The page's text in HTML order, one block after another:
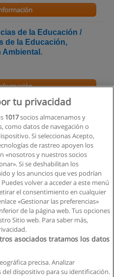
de la Educación /
de la Educación,
Ambiental.
Gestión
de datos
tu privacidad
1017socios almacenamos y
como datos de navegación o
Si seleccionas Acepto,
de rastreo apoyen los
«nosotros y nuestros socios
Si se deshabilitan los
y los anuncios que ves podrían
volver a acceder a este menú
el consentimiento en cualquier
«Gestionar las preferencias»
de la página web. Tus opciones
Sitio web. Para saber más,
asociados tratamos los datos
precisa. Analizar
del dispositivo para su identificación.